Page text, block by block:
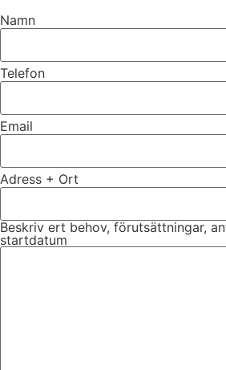
Namn
Telefon
Email
Adress + Ort
Beskriv ert behov, förutsättningar,
startdatum